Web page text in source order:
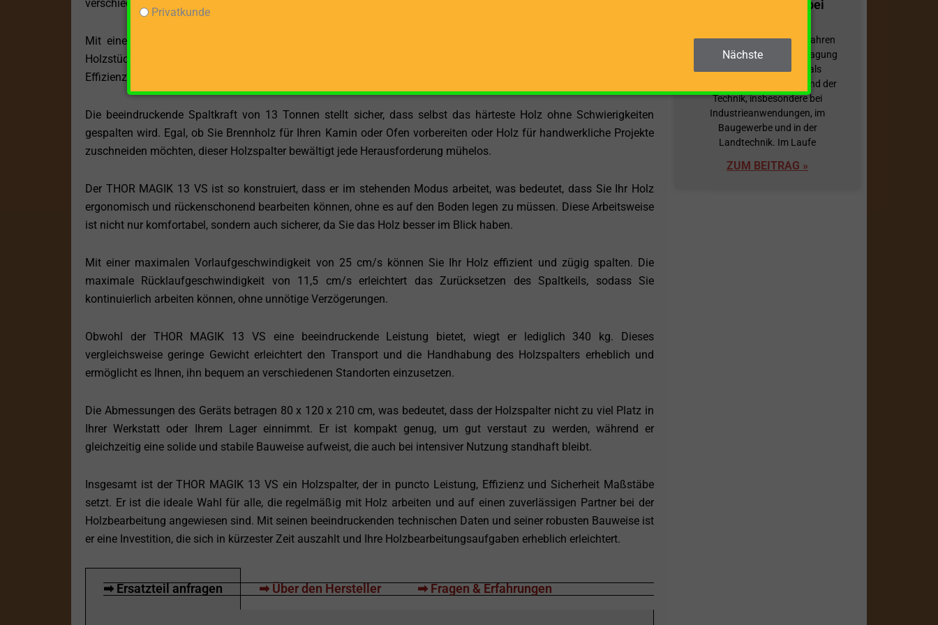
verschiedenen Orten ohne Abhängigkeit von einer externen Stromversorgung einzusetzen.
Mit einer maximalen Spaltgutlänge von 124 cm bietet der THOR MAGIK 13 VS die Möglichkeit, selbst lange
Holzstücke ohne vorheriges Zerkleinern zu verarbeiten. Dies spart Zeit und Aufwand erheblich und erhöht Ihre
Effizienz bei der Holzbearbeitung erheblich.
Die beeindruckende Spaltkraft von 13 Tonnen stellt sicher, dass selbst das härteste Holz ohne Schwierigkeiten
gespalten wird. Egal, ob Sie Brennholz für Ihren Kamin oder Ofen vorbereiten oder Holz für handwerkliche Projekte
zuschneiden möchten, dieser Holzspalter bewältigt jede Herausforderung mühelos.
Der THOR MAGIK 13 VS ist so konstruiert, dass er im stehenden Modus arbeitet, was bedeutet, dass Sie Ihr Holz
ergonomisch und rückenschonend bearbeiten können, ohne es auf den Boden legen zu müssen. Diese Arbeitsweise
ist nicht nur komfortabel, sondern auch sicherer, da Sie das Holz besser im Blick haben.
Mit einer maximalen Vorlaufgeschwindigkeit von 25 cm/s können Sie Ihr Holz effizient und zügig spalten. Die
maximale Rücklaufgeschwindigkeit von 11,5 cm/s erleichtert das Zurücksetzen des Spaltkeils, sodass Sie
kontinuierlich arbeiten können, ohne unnötige Verzögerungen.
Obwohl der THOR MAGIK 13 VS eine beeindruckende Leistung bietet, wiegt er lediglich 340 kg. Dieses
vergleichsweise geringe Gewicht erleichtert den Transport und die Handhabung des Holzspalters erheblich und
ermöglicht es Ihnen, ihn bequem an verschiedenen Standorten einzusetzen.
Die Abmessungen des Geräts betragen 80 x 120 x 210 cm, was bedeutet, dass der Holzspalter nicht zu viel Platz in
Ihrer Werkstatt oder Ihrem Lager einnimmt. Er ist kompakt genug, um gut verstaut zu werden, während er
gleichzeitig eine solide und stabile Bauweise aufweist, die auch bei intensiver Nutzung standhaft bleibt.
Insgesamt ist der THOR MAGIK 13 VS ein Holzspalter, der in puncto Leistung, Effizienz und Sicherheit Maßstäbe
setzt. Er ist die ideale Wahl für alle, die regelmäßig mit Holz arbeiten und auf einen zuverlässigen Partner bei der
Holzbearbeitung angewiesen sind. Mit seinen beeindruckenden technischen Daten und seiner robusten Bauweise ist
er eine Investition, die sich in kürzester Zeit auszahlt und Ihre Holzbearbeitungsaufgaben erheblich erleichtert.
➡ Ersatzteil anfragen ➡ Über den Hersteller ➡ Fragen & Erfahrungen
Traktorhydraulik bei
Schon seit mehr als 100 Jahren
ist die hydraulische Übertragung
von Kräften mittels Öl als
Übertragungsmedium Stand der
Technik, insbesondere bei
Industrieanwendungen, im
Baugewerbe und in der
Landtechnik. Im Laufe
ZUM BEITRAG »
Privatkunde
Nächste